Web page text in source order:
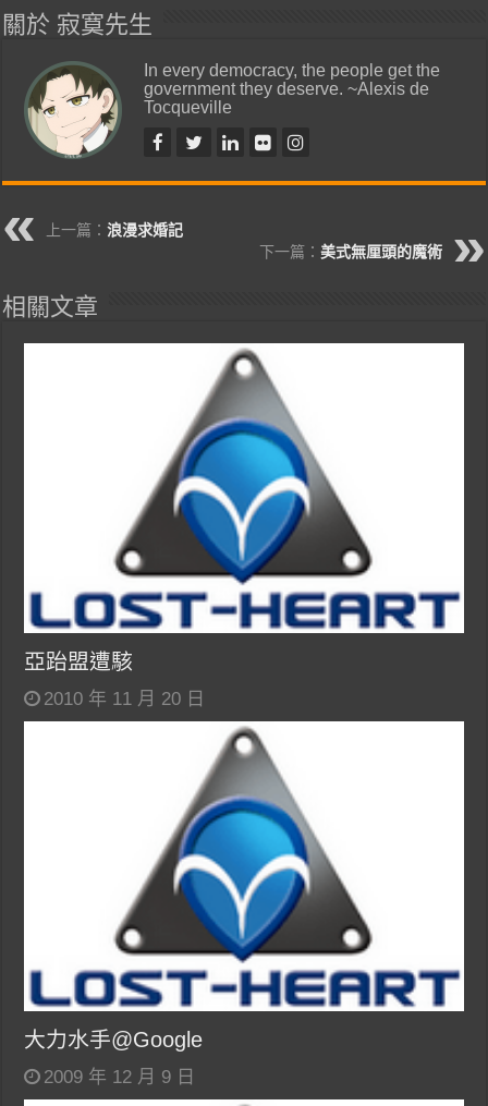
關於 寂寞先生
In every democracy, the people get the
government they deserve. ~Alexis de
Tocqueville
上一篇：浪漫求婚記
下一篇： 美式無厘頭的魔術
相關文章
亞跆盟遭駭
2010 年 11 月 20 日
大力水手@Google
2009 年 12 月 9 日